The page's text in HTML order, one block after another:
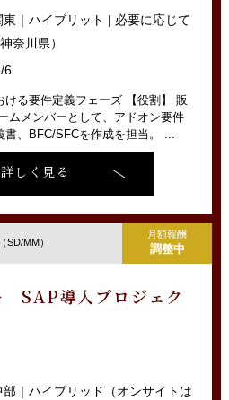
東｜ハイブリット | 必要に応じて
奈川県）
6
ける要件定義フェーズ 【役割】 販
ムメンバーとして、アドオン要件
書、BFC/SFCを作成を担当。 ...
詳しく見る
SD/MM）
月額報酬
調整中
SAP導入プロジェク
部｜ハイブリッド（オンサイトは